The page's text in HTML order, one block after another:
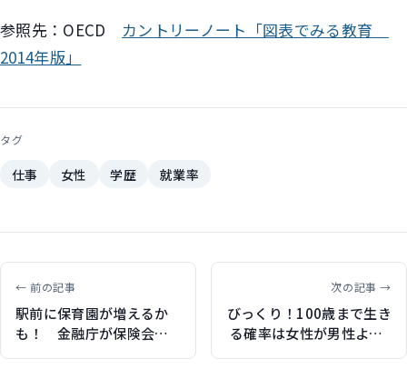
参照先：OECD カントリーノート「図表でみる教育
2014年版」
タグ
仕事 女性 学歴 就業率
← 前の記事
駅前に保育園が増えるか
も！ 金融庁が保険会社
次の記事 →
びっくり！100歳まで生き
る確率は女性が男性より7